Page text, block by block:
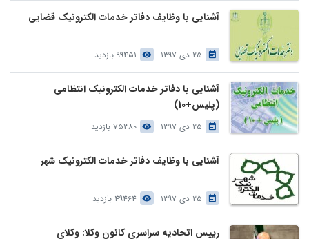
آشنایی با وظایف دفاتر خدمات الکترونیک قضایی
25 دی 1397 99451 بازدید
آشنایی با دفاتر خدمات الکترونیک انتظامی
(پلیس+10)
25 دی 1397 75380 بازدید
آشنایی با وظایف دفاتر خدمات الکترونیک شهر
25 دی 1397 49464 بازدید
رییس اتحادیه سراسری کانون وکلا: وکلای